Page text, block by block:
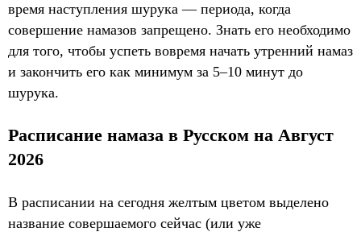
время наступления шурука — периода, когда
совершение намазов запрещено. Знать его необходимо
для того, чтобы успеть вовремя начать утренний намаз
и закончить его как минимум за 5–10 минут до
шурука.
Расписание намаза в Русском на Август
2026
В расписании на сегодня желтым цветом выделено
название совершаемого сейчас (или уже